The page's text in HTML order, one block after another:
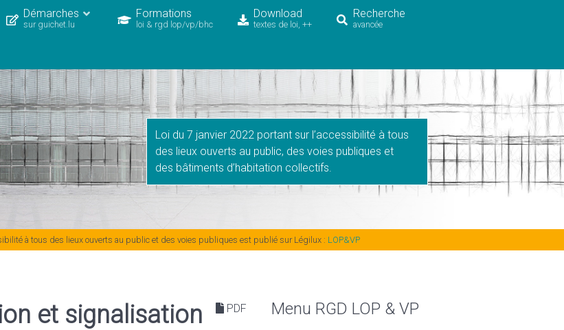
Démarches
sur guichet.lu
Formations
loi & rgd lop/vp/bhc
Download
textes de loi, ++
Recherche
avancée
Loi du 7 janvier 2022 portant sur l’accessibilité à tous
des lieux ouverts au public, des voies publiques et
des bâtiments d’habitation collectifs.
à tous des lieux ouverts au public et des voies publiques est publié sur Légilux : LOP&VP
PDF
et signalisation Menu RGD LOP & VP